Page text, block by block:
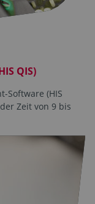
QIS)
Software (HIS
Zeit von 9 bis